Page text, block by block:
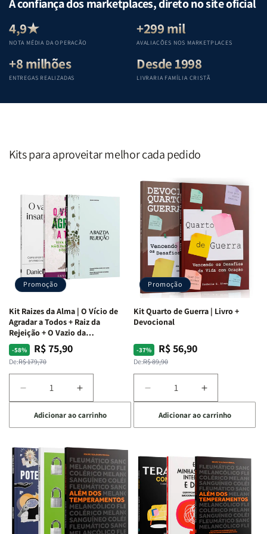
Equipe
Teológica
Penkal
Equipe
Penkal
Equipe
Teológica
Penkal
Equipe
A confiança dos marketplaces, direto no site oficial
4,9★
NOTA MÉDIA DA OPERAÇÃO
+299 mil
AVALIAÇÕES NOS MARKETPLACES
+8 milhões
ENTREGAS REALIZADAS
Desde 1998
LIVRARIA FAMÍLIA CRISTÃ
Kits para aproveitar melhor cada pedido
Promoção
Kit Raizes da Alma | O Vício de
Agradar a Todos + Raiz da
Rejeição + O Vazio da
Insatisfação.
-58%
Preço
normal
De:R$ 179,70
Preço
promocional
R$ 75,90
Diminuir
a
quantidade
de
Raizes
da
Alma
|
O
Vício
Aumentar
a
quantidade
de
Raizes
da
Alma
|
O
Vício
de
Adicionar ao carrinho
Promoção
Kit Quarto de Guerra | Livro +
Devocional
-37%
Preço
normal
De:R$ 89,90
Preço
promocional
R$ 56,90
Diminuir
a
quantidade
de
Quarto
de
Guerra
Livro
+
Devocional
Aumentar
a
quantidade
de
Quarto
de
Guerra
|
Livro
+
Devocional
Adicionar ao carrinho